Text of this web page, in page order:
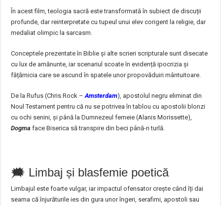
În acest film, teologia sacră este transformată în subiect de discuții
profunde, dar reinterpretate cu tupeul unui elev corigent la religie, dar
medaliat olimpic la sarcasm.
Conceptele prezentate în Biblie și alte scrieri scripturale sunt disecate
cu lux de amănunte, iar scenariul scoate în evidență ipocrizia și
fățărnicia care se ascund în spatele unor propovăduiri mântuitoare.
De la Rufus (Chris Rock –Amsterdam), apostolul negru eliminat din
Noul Testament pentru că nu se potrivea în tablou cu apostolii blonzi
cu ochi senini, și până la Dumnezeul femeie (Alanis Morissette),
Dogma face Biserica să transpire din beci până-n turlă.
🗯️ Limbaj și blasfemie poetică
Limbajul este foarte vulgar, iar impactul ofensator crește când îți dai
seama că înjurăturile ies din gura unor îngeri, serafimi, apostoli sau